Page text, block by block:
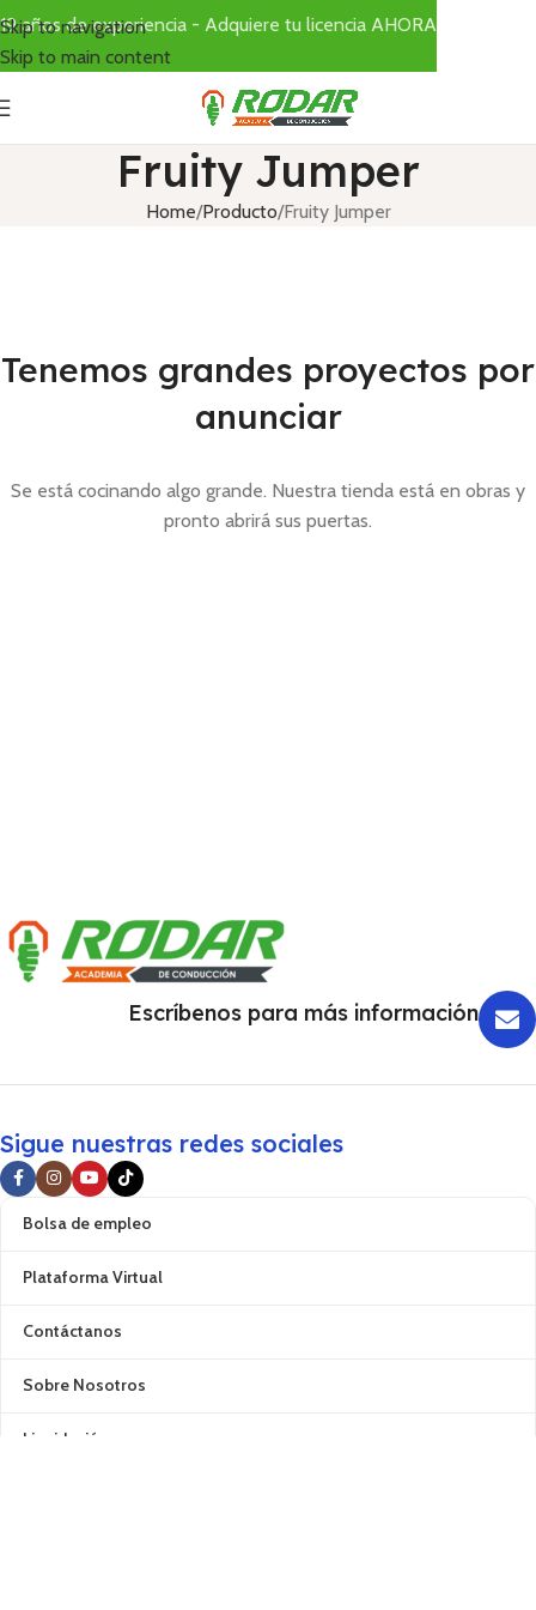
Skip to navigation
Skip to main content
Fruity Jumper
Home Producto Fruity Jumper
Tenemos grandes proyectos por
anunciar
Se está cocinando algo grande. Nuestra tienda está en obras y
pronto abrirá sus puertas.
Escríbenos para más información
Sigue nuestras redes sociales
Bolsa de empleo
Plataforma Virtual
Contáctanos
Sobre Nosotros
Liquidación
19 años de experiencia - Adquiere tu licencia AHORA